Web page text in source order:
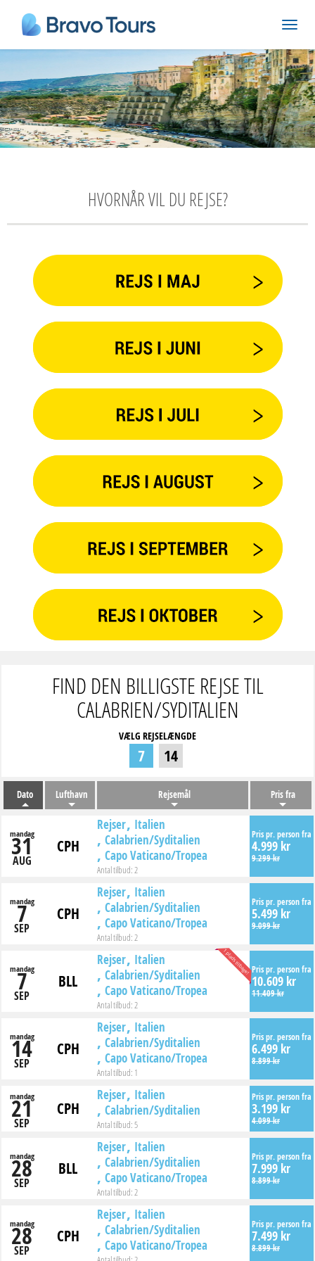
HVORNÅR VIL DU REJSE?
FIND DEN BILLIGSTE REJSE TIL
CALABRIEN/SYDITALIEN
VÆLG REJSELÆNGDE
7 14
Dato Lufthavn Rejsemål Pris fra
mandag
31
AUG
CPH
Rejser Italien
Calabrien/Syditalien
Capo Vaticano/Tropea
Antal tilbud:2
Pris pr. person fra
4.999 kr
9.299 kr
mandag
7
SEP
CPH
Rejser Italien
Calabrien/Syditalien
Capo Vaticano/Tropea
Antal tilbud:2
Pris pr. person fra
5.499 kr
9.099 kr
mandag
7
SEP
BLL
Rejser Italien
Calabrien/Syditalien
Capo Vaticano/Tropea
Antal tilbud:2
1 plads tilbage!Pris pr. person fra
10.609 kr
11.409 kr
mandag
14
SEP
CPH
Rejser Italien
Calabrien/Syditalien
Capo Vaticano/Tropea
Antal tilbud: 1
Pris pr. person fra
6.499 kr
8.899 kr
mandag
21
SEP
CPH
Rejser Italien
Calabrien/Syditalien
Antal tilbud:5
Pris pr. person fra
3.199 kr
4.099 kr
mandag
28
SEP
BLL
Rejser Italien
Calabrien/Syditalien
Capo Vaticano/Tropea
Antal tilbud:2
Pris pr. person fra
7.999 kr
8.899 kr
mandag
28
SEP
CPH
Rejser Italien
Calabrien/Syditalien
Capo Vaticano/Tropea
Pris pr. person fra
7.499 kr
8.899 kr